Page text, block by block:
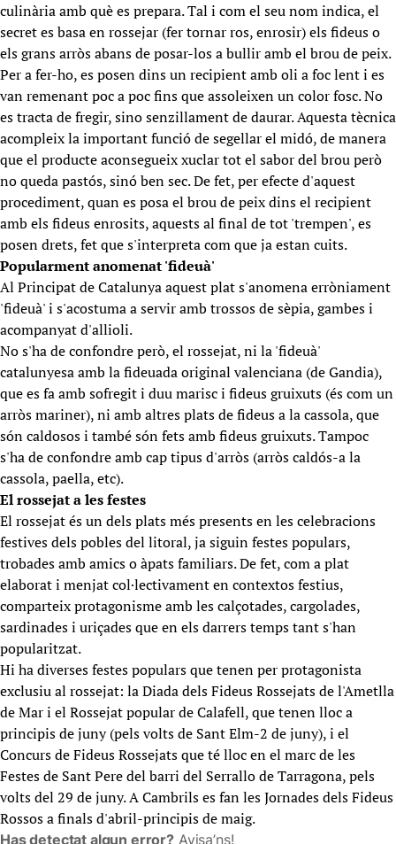
culinària amb què es prepara. Tal i com el seu nom indica, el
secret es basa en rossejar (fer tornar ros, enrosir) els fideus o
els grans arròs abans de posar-los a bullir amb el brou de peix.
Per a fer-ho, es posen dins un recipient amb oli a foc lent i es
van remenant poc a poc fins que assoleixen un color fosc. No
es tracta de fregir, sino senzillament de daurar. Aquesta tècnica
acompleix la important funció de segellar el midó, de manera
que el producte aconsegueix xuclar tot el sabor del brou però
no queda pastós, sinó ben sec. De fet, per efecte d'aquest
procediment, quan es posa el brou de peix dins el recipient
amb els fideus enrosits, aquests al final de tot 'trempen', es
posen drets, fet que s'interpreta com que ja estan cuits.
Popularment anomenat 'fideuà'
Al Principat de Catalunya aquest plat s'anomena erròniament
'fideuà' i s'acostuma a servir amb trossos de sèpia, gambes i
acompanyat d'allioli.
No s'ha de confondre però, el rossejat, ni la 'fideuà'
catalunyesa amb la fideuada original valenciana (de Gandia),
que es fa amb sofregit i duu marisc i fideus gruixuts (és com un
arròs mariner), ni amb altres plats de fideus a la cassola, que
són caldosos i també són fets amb fideus gruixuts. Tampoc
s'ha de confondre amb cap tipus d'arròs (arròs caldós-a la
cassola, paella, etc).
El rossejat a les festes
El rossejat és un dels plats més presents en les celebracions
festives dels pobles del litoral, ja siguin festes populars,
trobades amb amics o àpats familiars. De fet, com a plat
elaborat i menjat col·lectivament en contextos festius,
comparteix protagonisme amb les calçotades, cargolades,
sardinades i uriçades que en els darrers temps tant s'han
popularitzat.
Hi ha diverses festes populars que tenen per protagonista
exclusiu al rossejat: la Diada dels Fideus Rossejats de l'Ametlla
de Mar i el Rossejat popular de Calafell, que tenen lloc a
principis de juny (pels volts de Sant Elm-2 de juny), i el
Concurs de Fideus Rossejats que té lloc en el marc de les
Festes de Sant Pere del barri del Serrallo de Tarragona, pels
volts del 29 de juny. A Cambrils es fan les Jornades dels Fideus
Rossos a finals d'abril-principis de maig.
Has detectat algun error? Avisa’ns!